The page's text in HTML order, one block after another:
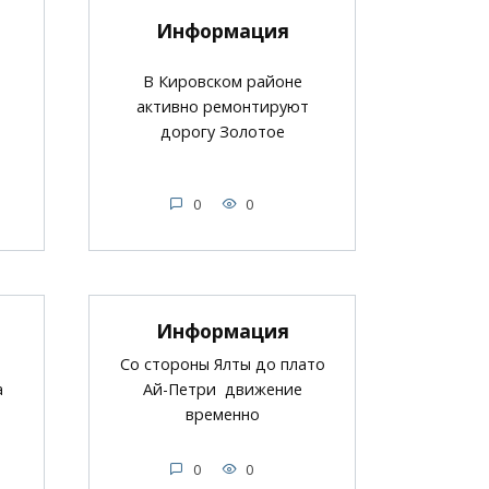
Информация
В Кировском районе
активно ремонтируют
дорогу Золотое
0 0
Информация
Со стороны Ялты до плато
Ай-Петри движение
временно
0 0